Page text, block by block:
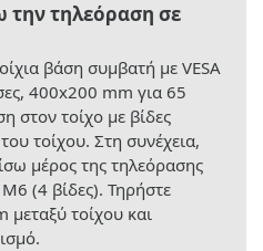
τηλεόραση σε
βάση συμβατή με VESA
400x200 mm για 65
στον τοίχο με βίδες
τοίχου. Στη συνέχεια,
μέρος της τηλεόρασης
(4 βίδες). Τηρήστε
μεταξύ τοίχου και